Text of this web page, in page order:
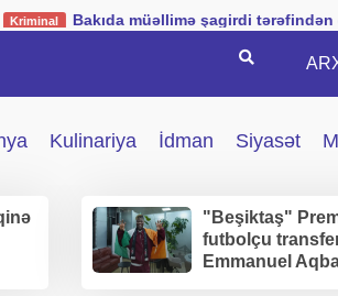
müəllimə şagirdi tərəfindən güllələndi •
Search
Kulinariya İdman Siyasət
"Beşiktaş"
futbolçu
Emmanuel